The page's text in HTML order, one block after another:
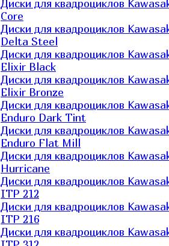
Диски для квадроциклов
Core
Диски для квадроциклов
Delta Steel
Диски для квадроциклов
Elixir Black
Диски для квадроциклов
Elixir Bronze
Диски для квадроциклов
Enduro Dark Tint
Диски для квадроциклов
Enduro Flat Mill
Диски для квадроциклов
Hurricane
Диски для квадроциклов
ITP 212
Диски для квадроциклов
ITP 216
Диски для квадроциклов